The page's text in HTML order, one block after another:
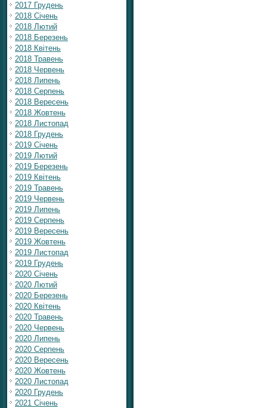
2017 Грудень
2018 Січень
2018 Лютий
2018 Березень
2018 Квітень
2018 Травень
2018 Червень
2018 Липень
2018 Серпень
2018 Вересень
2018 Жовтень
2018 Листопад
2018 Грудень
2019 Січень
2019 Лютий
2019 Березень
2019 Квітень
2019 Травень
2019 Червень
2019 Липень
2019 Серпень
2019 Вересень
2019 Жовтень
2019 Листопад
2019 Грудень
2020 Січень
2020 Лютий
2020 Березень
2020 Квітень
2020 Травень
2020 Червень
2020 Липень
2020 Серпень
2020 Вересень
2020 Жовтень
2020 Листопад
2020 Грудень
2021 Січень